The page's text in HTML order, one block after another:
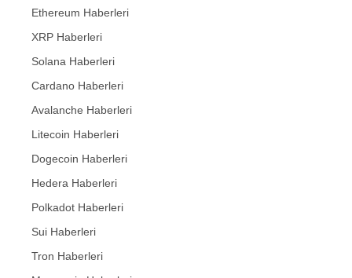
Ethereum Haberleri
XRP Haberleri
Solana Haberleri
Cardano Haberleri
Avalanche Haberleri
Litecoin Haberleri
Dogecoin Haberleri
Hedera Haberleri
Polkadot Haberleri
Sui Haberleri
Tron Haberleri